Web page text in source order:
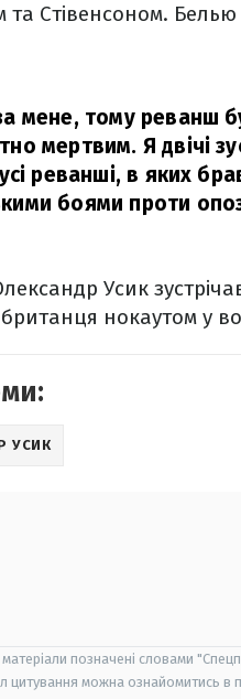
Стівенсоном.
мене, тому реванш
мертвим. Я двічі
реванші, в яких
боями проти
Усик
нокаутом у
УСИК
матеріали позначені словами
можна ознайомитись в